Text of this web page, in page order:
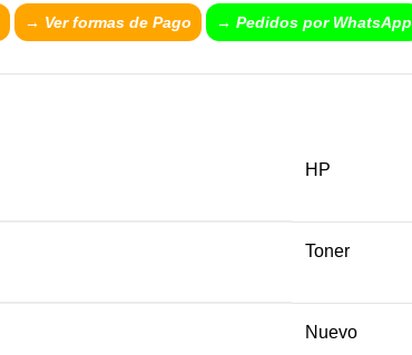
→ Ver formas de Pago → Pedidos por WhatsApp
HP
Toner
Nuevo